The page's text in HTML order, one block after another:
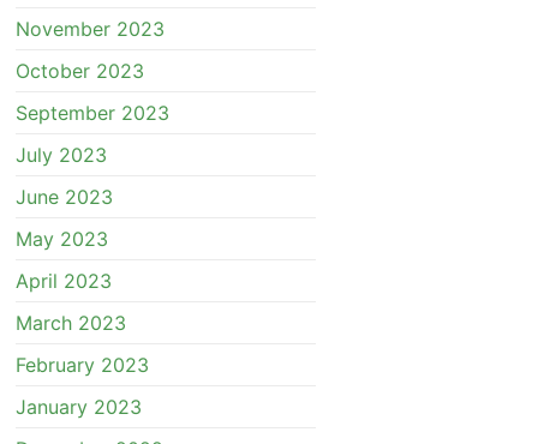
November 2023
October 2023
September 2023
July 2023
June 2023
May 2023
April 2023
March 2023
February 2023
January 2023